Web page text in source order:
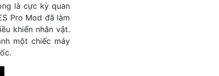
là cực kỳ quan
Pro Mod đã làm
khiển nhân vật.
một chiếc máy